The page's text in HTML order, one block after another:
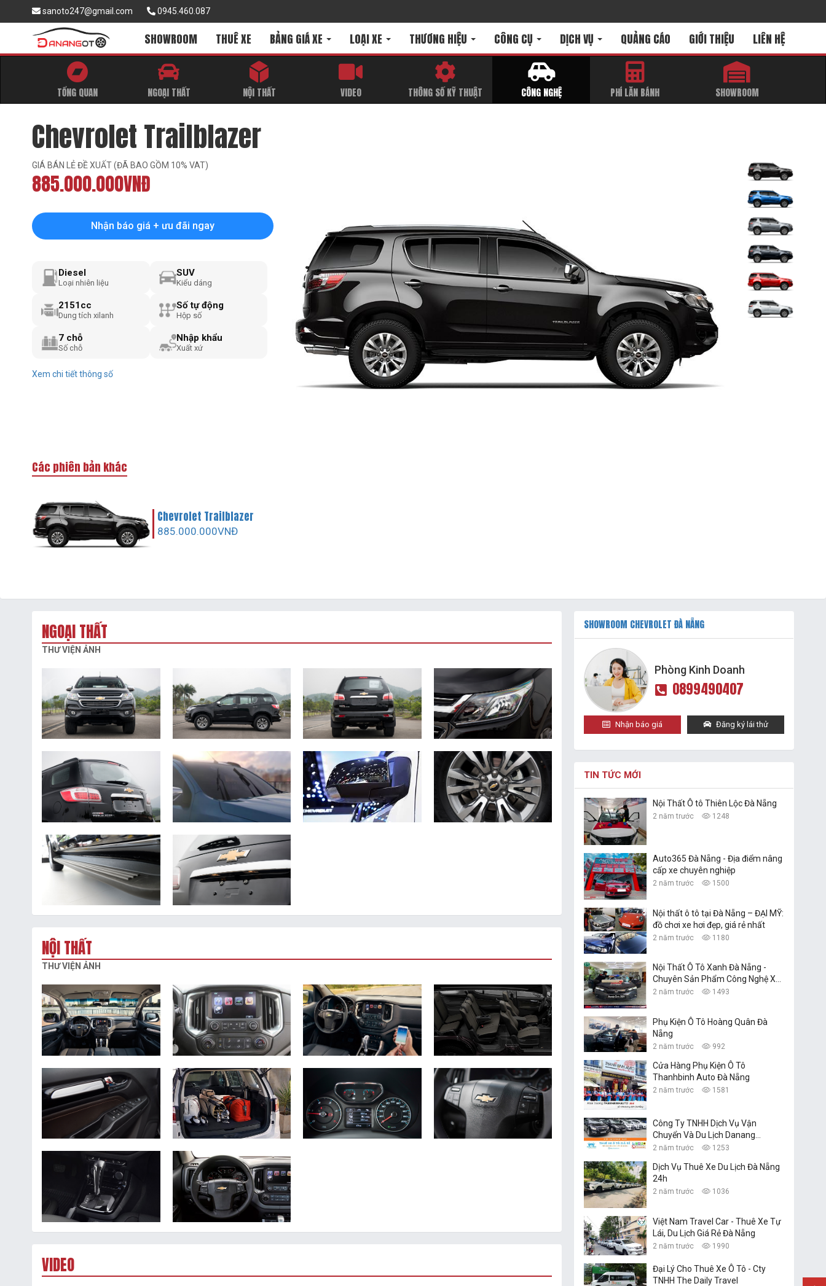
sanoto247@gmail.com 0945.460.087
SHOWROOM THUÊ XE BẢNG GIÁ XE LOẠI XE THƯƠNG HIỆU CÔNG CỤ DỊCH VỤ QUẢNG CÁO GIỚI THIỆU LIÊN HỆ
TỔNG QUAN NGOẠI THẤT NỘI THẤT VIDEO THÔNG SỐ KỸ THUẬT CÔNG NGHỆ PHÍ LĂN BÁNH SHOWROOM
Chevrolet Trailblazer
GIÁ BÁN LẺ ĐỀ XUẤT (ĐÃ BAO GỒM 10% VAT)
885.000.000VNĐ
Nhận báo giá + ưu đãi ngay
Diesel
Loại nhiên liệu
SUV
Kiểu dáng
2151cc
Dung tích xilanh
Số tự động
Hộp số
7 chỗ
Số chỗ
Nhập khẩu
Xuất xứ
Xem chi tiết thông số
Các phiên bản khác
Chevrolet Trailblazer
885.000.000VNĐ
NGOẠI THẤT
THƯ VIỆN ẢNH
NỘI THẤT
THƯ VIỆN ẢNH
VIDEO
SHOWROOM CHEVROLET ĐÀ NẴNG
Phòng Kinh Doanh
0899490407
Nhận báo giá Đăng ký lái thử
TIN TỨC MỚI
Nội Thất Ô tô Thiên Lộc Đà Nẵng
2 năm trước 1248
Auto365 Đà Nẵng - Địa điểm nâng
cấp xe chuyên nghiệp
2 năm trước 1500
Nội thất ô tô tại Đà Nẵng – ĐẠI MỸ:
đồ chơi xe hơi đẹp, giá rẻ nhất
2 năm trước 1180
Nội Thất Ô Tô Xanh Đà Nẵng -
Chuyên Sản Phẩm Công Nghệ Xe
Hơi
2 năm trước 1493
Phụ Kiện Ô Tô Hoàng Quân Đà
Nẵng
2 năm trước 992
Cửa Hàng Phụ Kiện Ô Tô
Thanhbinh Auto Đà Nẵng
2 năm trước 1581
Công Ty TNHH Dịch Vụ Vận
Chuyển Và Du Lịch Danang
Transfer
2 năm trước 1253
Dịch Vụ Thuê Xe Du Lịch Đà Nẵng
24h
2 năm trước 1036
Việt Nam Travel Car - Thuê Xe Tự
Lái, Du Lịch Giá Rẻ Đà Nẵng
2 năm trước 1990
Đại Lý Cho Thuê Xe Ô Tô - Cty
TNHH The Daily Travel